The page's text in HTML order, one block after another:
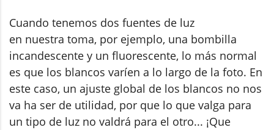
Cuando tenemos dos fuentes de luz
en nuestra toma, por ejemplo, una bombilla
incandescente y un fluorescente, lo más normal
es que los blancos varíen a lo largo de la foto. En
este caso, un ajuste global de los blancos no nos
va ha ser de utilidad, por que lo que valga para
un tipo de luz no valdrá para el otro... ¡Que